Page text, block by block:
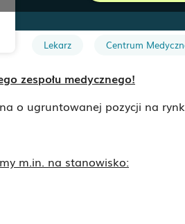
Lekarz Centrum
zespołu medycznego!
o ugruntowanej pozycji na
m.in. na stanowisko: